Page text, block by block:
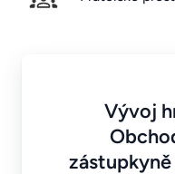
Vývoj
zástupkyně